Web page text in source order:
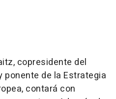
copresidente del
ponente de la Estrategia
contará con